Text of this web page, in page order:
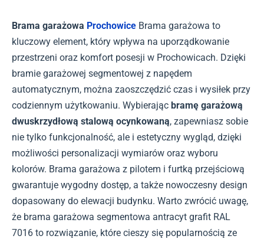
Brama garażowa Prochowice Brama garażowa to
kluczowy element, który wpływa na uporządkowanie
przestrzeni oraz komfort posesji w Prochowicach. Dzięki
bramie garażowej segmentowej z napędem
automatycznym, można zaoszczędzić czas i wysiłek przy
codziennym użytkowaniu. Wybierając bramę garażową
dwuskrzydłową stalową ocynkowaną, zapewniasz sobie
nie tylko funkcjonalność, ale i estetyczny wygląd, dzięki
możliwości personalizacji wymiarów oraz wyboru
kolorów. Brama garażowa z pilotem i furtką przejściową
gwarantuje wygodny dostęp, a także nowoczesny design
dopasowany do elewacji budynku. Warto zwrócić uwagę,
że brama garażowa segmentowa antracyt grafit RAL
7016 to rozwiązanie, które cieszy się popularnością ze